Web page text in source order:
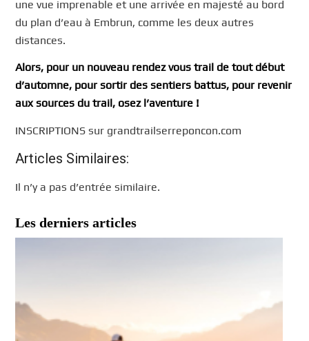
une vue imprenable et une arrivée en majesté au bord
du plan d’eau à Embrun, comme les deux autres
distances.
Alors, pour un nouveau rendez vous trail de tout début
d’automne, pour sortir des sentiers battus, pour revenir
aux sources du trail, osez l’aventure !
INSCRIPTIONS sur grandtrailserreponcon.com
Articles Similaires:
Il n’y a pas d’entrée similaire.
Les derniers articles